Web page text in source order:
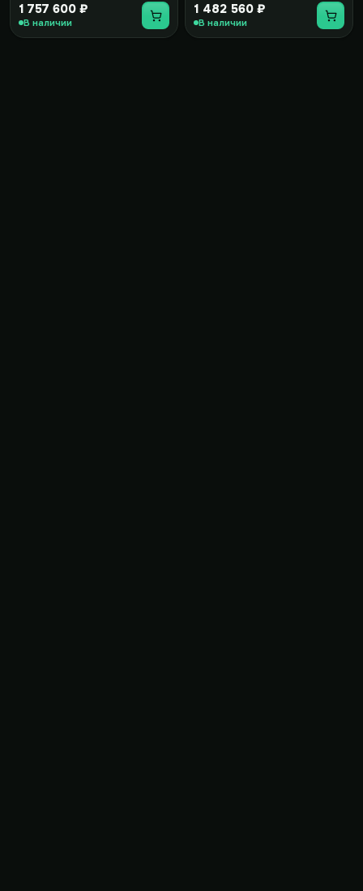
1 757 600 ₽
В наличии
1 482 560 ₽
В наличии